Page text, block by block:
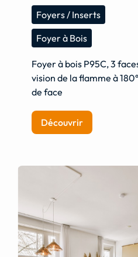
Foyers / Inserts
Foyer à Bois
Foyer à bois P95C, 3
vision de la flamme à
de face
Découvrir